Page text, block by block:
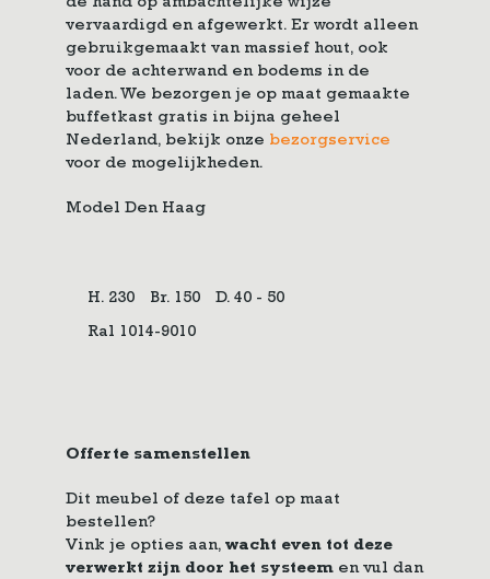
de hand op ambachtelijke wijze
vervaardigd en afgewerkt. Er wordt alleen
gebruikgemaakt van massief hout, ook
voor de achterwand en bodems in de
laden. We bezorgen je op maat gemaakte
buffetkast gratis in bijna geheel
Nederland, bekijk onze bezorgservice
voor de mogelijkheden.
Model Den Haag
H. 230 Br. 150 D. 40 - 50
Ral 1014-9010
Offerte samenstellen
Dit meubel of deze tafel op maat
bestellen?
Vink je opties aan, wacht even tot deze
verwerkt zijn door het systeem en vul dan